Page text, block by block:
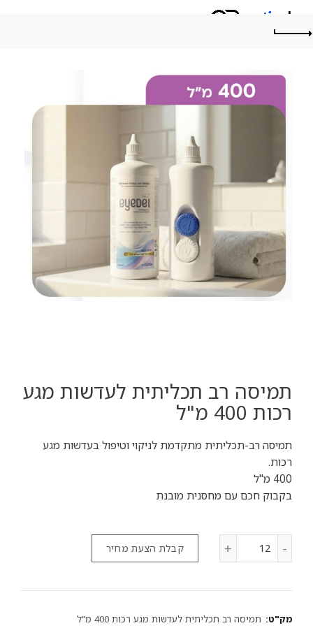
תמיסה רב תכליתית לעדשות מגע
רכות 400 מ"ל
תמיסה רב-תכליתית מתקדמת לניקוי וטיפול בעדשות מגע
רכות.
400 מ"ל
בקבוק חכם עם מחסנית מובנת
קבלת הצעת מחיר
מק"ט: תמיסה רב תכליתית לעדשות מגע רכות 400 מ"ל